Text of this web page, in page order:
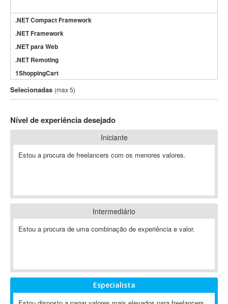
.NET Compact Framework
.NET Framework
.NET para Web
.NET Remoting
1ShoppingCart
3DS Max
3GSM
802.11
A-GPS
ABAP
Abaqus
ABBYY FineReader
Ableton
Ableton Push
Selecionadas (max 5)
Nível de experiência desejado
Iniciante
Estou a procura de freelancers com os menores valores.
Intermediário
Estou a procura de uma combinação de experiência e valor.
Especialista